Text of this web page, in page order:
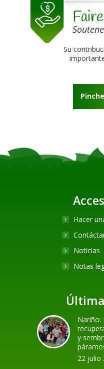
Su
Hacer
Noticias
Notas
Nariño:
y
22 julio